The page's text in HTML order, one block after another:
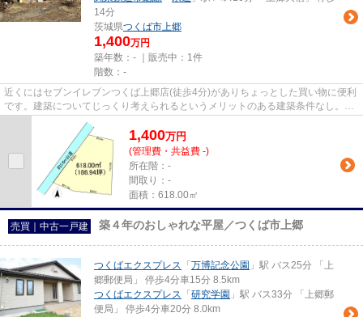
14分
茨城県つくば市上郷
1,400万円
築年数：- ｜販売中： 1件
階数：-
近くにはセブンイレブンつくば上郷店(徒歩4分)がありちょっとした買い物に便利
です。建築についてじっくり考えられるというメリットのある建築条件なし。傾
斜地よりも工事費をダウンさ...
1,400万円
(管理費・共益費 -)
所在階：-
間取り：-
面積：618.00㎡
売買｜中古一戸建 築４年のおしゃれな平屋／つくば市上郷
つくばエクスプレス 「 万博記念公園 」駅 バス25分 「上
郷郵便局」 停歩4分車15分 8.5km
つくばエクスプレス 「 研究学園 」駅 バス33分 「上郷郵
便局」 停歩4分車20分 8.0km